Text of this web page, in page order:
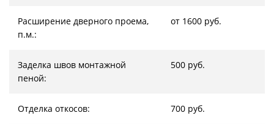
Расширение дверного проема,
п.м.:
от 1600 руб.
Заделка швов монтажной
пеной:
500 руб.
Отделка откосов: 700 руб.